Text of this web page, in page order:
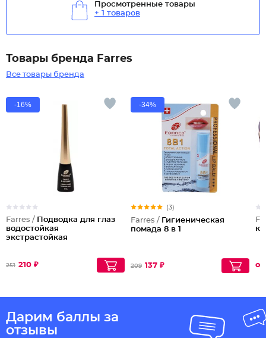
Просмотренные товары
+ 1 товаров
Товары бренда Farres
Все товары бренда
-16%
Farres /
Подводка для глаз
водостойкая
экстрастойкая
251 210 ₽
-34%
(3)
Farres /
Гигиеническая
помада 8 в 1
209 137 ₽
Дарим баллы за
отзывы